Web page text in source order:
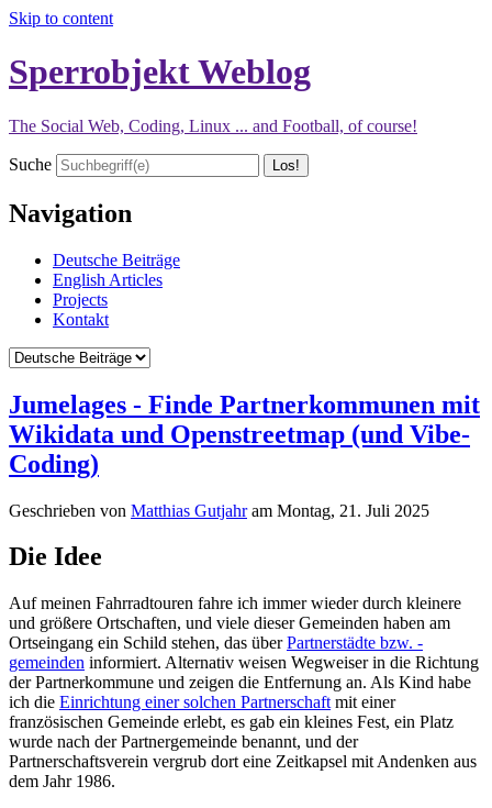
Skip to content
Sperrobjekt Weblog
The Social Web, Coding, Linux ... and Football, of course!
Suche
Navigation
Deutsche Beiträge
English Articles
Projects
Kontakt
Jumelages - Finde Partnerkommunen mit
Wikidata und Openstreetmap (und Vibe-
Coding)
Geschrieben von Matthias Gutjahram Montag, 21. Juli 2025
Die Idee
Auf meinen Fahrradtouren fahre ich immer wieder durch kleinere
und größere Ortschaften, und viele dieser Gemeinden haben am
Ortseingang ein Schild stehen, das überPartnerstädte bzw. -
gemeinden informiert. Alternativ weisen Wegweiser in die Richtung
der Partnerkommune und zeigen die Entfernung an. Als Kind habe
ich die Einrichtung einer solchen Partnerschaft mit einer
französischen Gemeinde erlebt, es gab ein kleines Fest, ein Platz
wurde nach der Partnergemeinde benannt, und der
Partnerschaftsverein vergrub dort eine Zeitkapsel mit Andenken aus
dem Jahr 1986.